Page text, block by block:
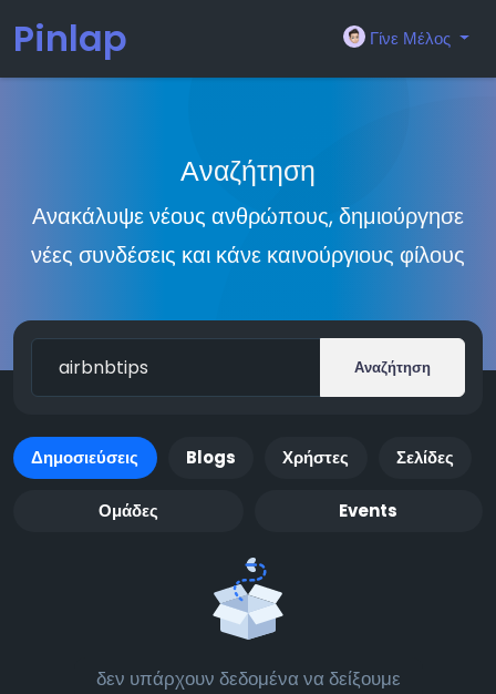
Pinlap Γίνε Μέλος
Αναζήτηση
Ανακάλυψε νέους ανθρώπους, δημιούργησε
νέες συνδέσεις και κάνε καινούργιους φίλους
Αναζήτηση
Δημοσιεύσεις Blogs Χρήστες Σελίδες
Ομάδες Events
δεν υπάρχουν δεδομένα να δείξουμε